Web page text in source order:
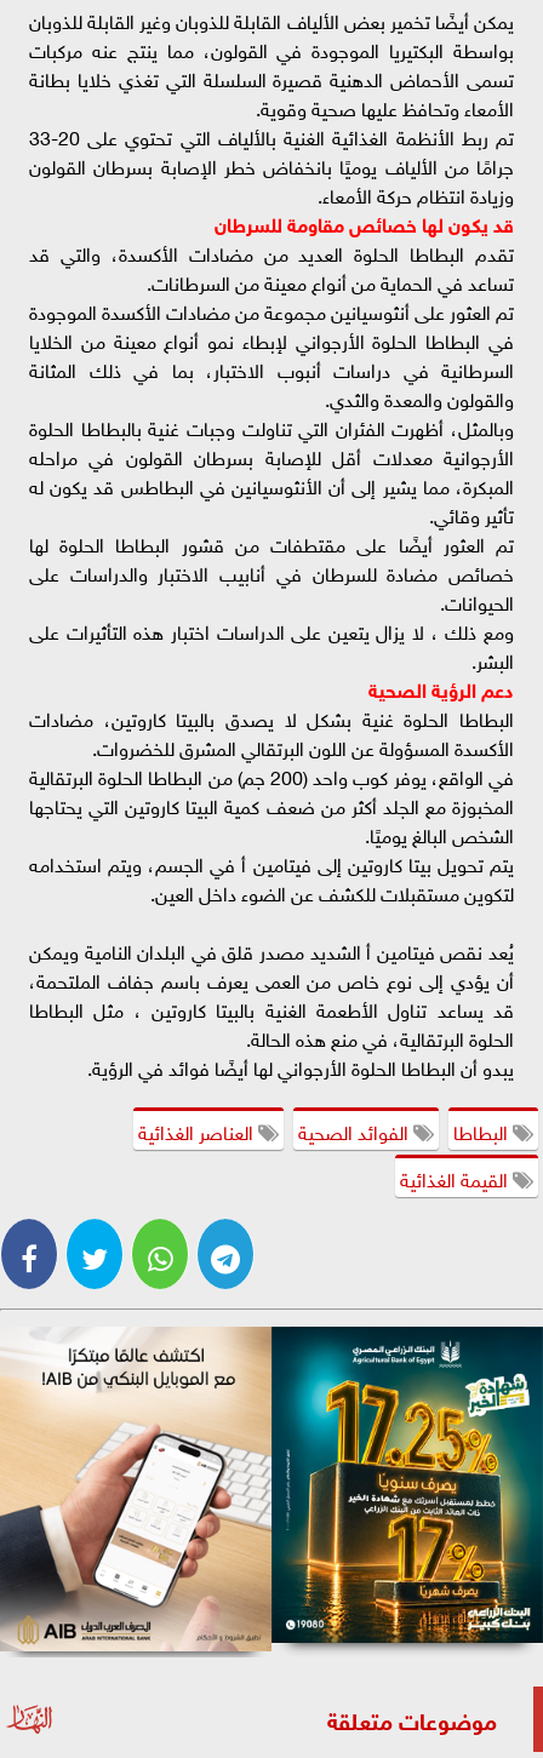
يمكن أيضًا تخمير بعض الألياف القابلة للذوبان وغير القابلة للذوبان
بواسطة البكتيريا الموجودة في القولون، مما ينتج عنه مركبات
تسمى الأحماض الدهنية قصيرة السلسلة التي تغذي خلايا بطانة
الأمعاء وتحافظ عليها صحية وقوية.
تم ربط الأنظمة الغذائية الغنية بالألياف التي تحتوي على 20-33
جرامًا من الألياف يوميًا بانخفاض خطر الإصابة بسرطان القولون
وزيادة انتظام حركة الأمعاء.
قد يكون لها خصائص مقاومة للسرطان
تقدم البطاطا الحلوة العديد من مضادات الأكسدة، والتي قد
تساعد في الحماية من أنواع معينة من السرطانات.
تم العثور على أنثوسيانين مجموعة من مضادات الأكسدة الموجودة
في البطاطا الحلوة الأرجواني لإبطاء نمو أنواع معينة من الخلايا
السرطانية في دراسات أنبوب الاختبار، بما في ذلك المثانة
والقولون والمعدة والثدي.
وبالمثل، أظهرت الفئران التي تناولت وجبات غنية بالبطاطا الحلوة
الأرجوانية معدلات أقل للإصابة بسرطان القولون في مراحله
المبكرة، مما يشير إلى أن الأنثوسيانين في البطاطس قد يكون له
تأثير وقائي.
تم العثور أيضًا على مقتطفات من قشور البطاطا الحلوة لها
خصائص مضادة للسرطان في أنابيب الاختبار والدراسات على
الحيوانات.
ومع ذلك ، لا يزال يتعين على الدراسات اختبار هذه التأثيرات على
البشر.
دعم الرؤية الصحية
البطاطا الحلوة غنية بشكل لا يصدق بالبيتا كاروتين، مضادات
الأكسدة المسؤولة عن اللون البرتقالي المشرق للخضروات.
في الواقع، يوفر كوب واحد (200 جم) من البطاطا الحلوة البرتقالية
المخبوزة مع الجلد أكثر من ضعف كمية البيتا كاروتين التي يحتاجها
الشخص البالغ يوميًا.
يتم تحويل بيتا كاروتين إلى فيتامين أ في الجسم، ويتم استخدامه
لتكوين مستقبلات للكشف عن الضوء داخل العين.
يُعد نقص فيتامين أ الشديد مصدر قلق في البلدان النامية ويمكن
أن يؤدي إلى نوع خاص من العمى يعرف باسم جفاف الملتحمة،
قد يساعد تناول الأطعمة الغنية بالبيتا كاروتين ، مثل البطاطا
الحلوة البرتقالية، في منع هذه الحالة.
يبدو أن البطاطا الحلوة الأرجواني لها أيضًا فوائد في الرؤية.
البطاطا
الفوائد الصحية
العناصر الغذائية
القيمة الغذائية
موضوعات متعلقة